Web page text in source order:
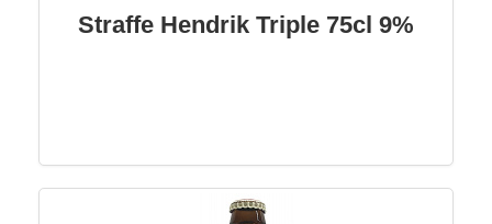
Straffe Hendrik Triple 75cl 9%